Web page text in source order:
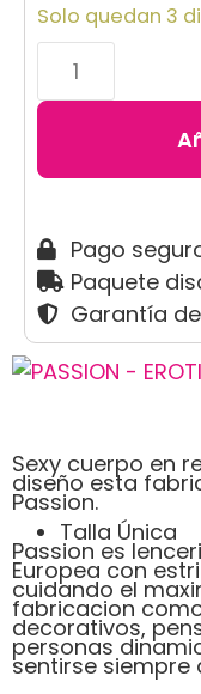
Sexy cuerpo en
diseño esta
Passion.
Talla Única
Passion es
Europea con
cuidando el
fabricacion
decorativos,
personas
sentirse siempre
Solo quedan 3
Pago
Paquete
Garantía